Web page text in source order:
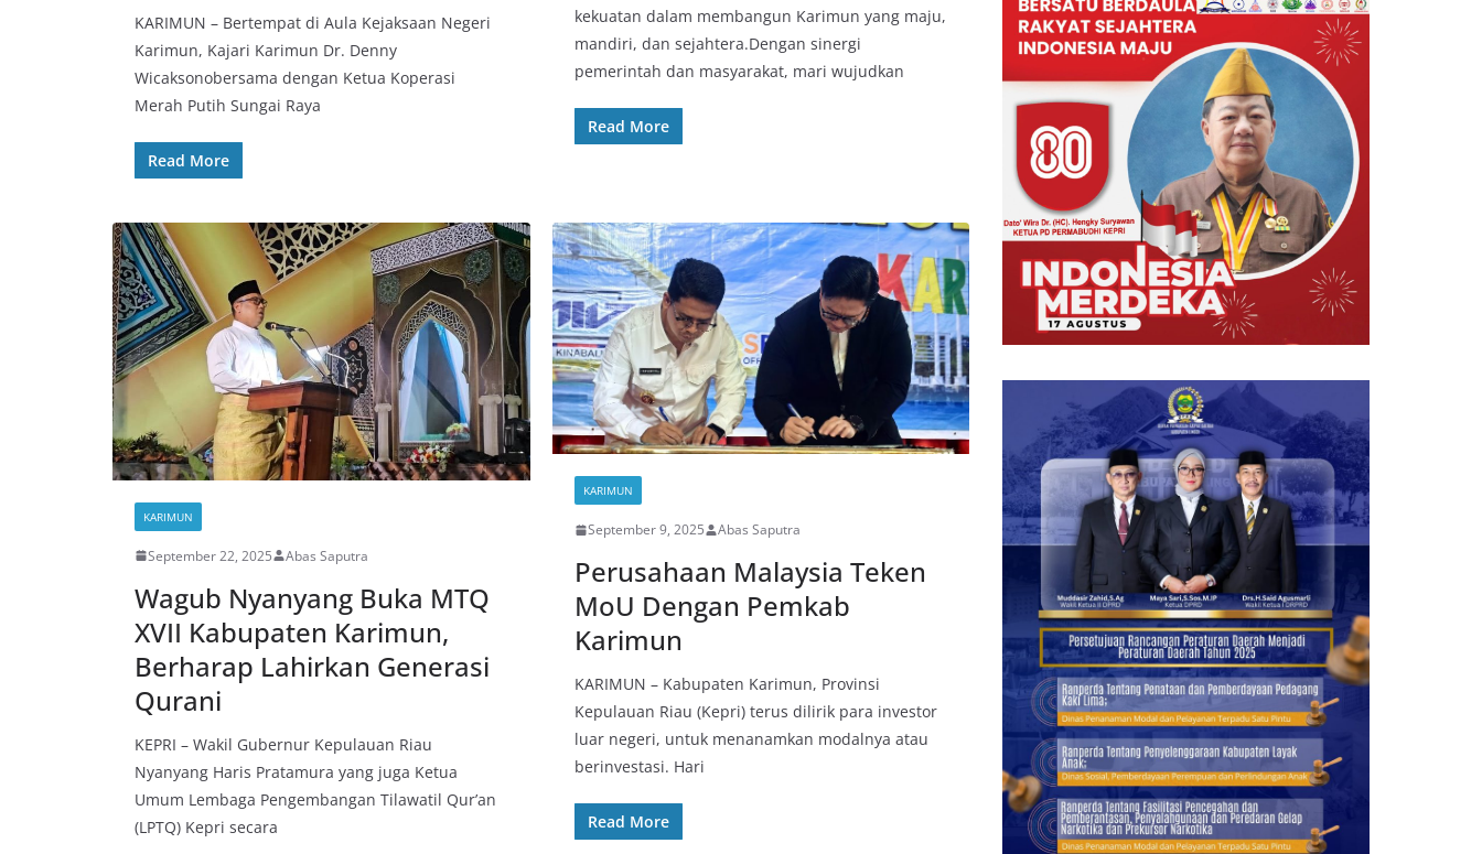
KARIMUN – Bertempat di Aula Kejaksaan Negeri
Karimun, Kajari Karimun Dr. Denny
Wicaksonobersama dengan Ketua Koperasi
Merah Putih Sungai Raya
Read More
kekuatan dalam membangun Karimun yang maju,
mandiri, dan sejahtera.Dengan sinergi
pemerintah dan masyarakat, mari wujudkan
Read More
KARIMUN
September 22, 2025 Abas Saputra
Wagub Nyanyang Buka MTQ
XVII Kabupaten Karimun,
Berharap Lahirkan Generasi
Qurani
KEPRI – Wakil Gubernur Kepulauan Riau
Nyanyang Haris Pratamura yang juga Ketua
Umum Lembaga Pengembangan Tilawatil Qur’an
(LPTQ) Kepri secara
KARIMUN
September 9, 2025 Abas Saputra
Perusahaan Malaysia Teken
MoU Dengan Pemkab
Karimun
KARIMUN – Kabupaten Karimun, Provinsi
Kepulauan Riau (Kepri) terus dilirik para investor
luar negeri, untuk menanamkan modalnya atau
berinvestasi. Hari
Read More